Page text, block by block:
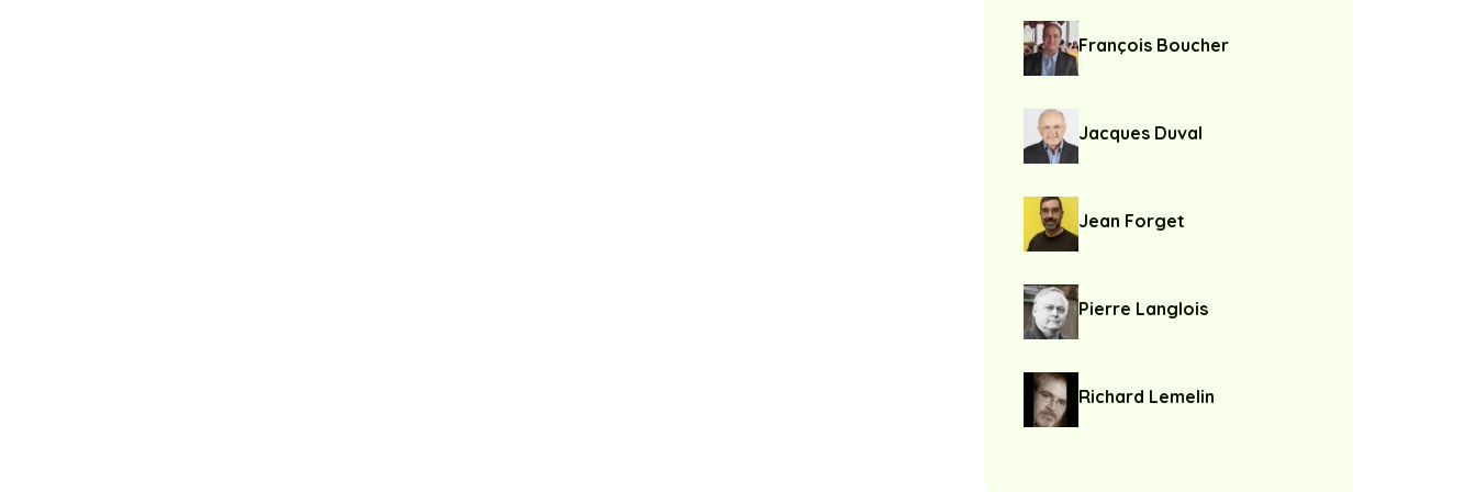
François Boucher
Jacques Duval
Jean Forget
Pierre Langlois
Richard Lemelin